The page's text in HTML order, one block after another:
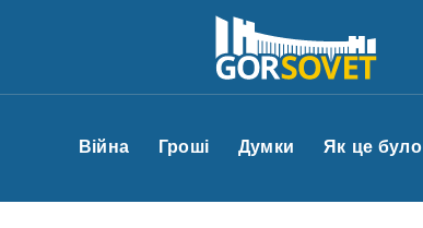
Війна Гроші Думки Як це було